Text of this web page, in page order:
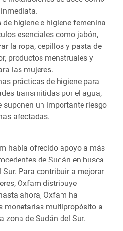
higiene e higiene femenina
esenciales como jabón,
la ropa, cepillos y pasta de
productos menstruales y
las mujeres.
prácticas de higiene para
transmitidas por el agua,
suponen un importante riesgo
afectadas.
había ofrecido apoyo a más
de Sudán en busca
Sur. Para contribuir a mejorar
Oxfam distribuye
ahora, Oxfam ha
monetarias multipropósito a
zona de Sudán del Sur.